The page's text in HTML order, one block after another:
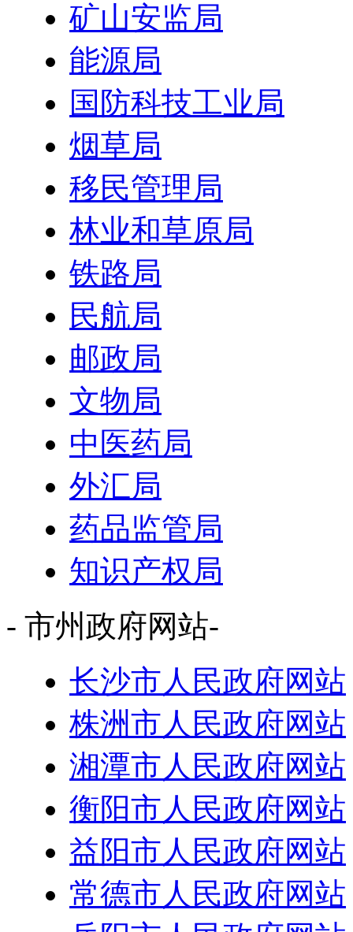
矿山安监局
能源局
国防科技工业局
烟草局
移民管理局
林业和草原局
铁路局
民航局
邮政局
文物局
中医药局
外汇局
药品监管局
知识产权局
- 市州政府网站-
长沙市人民政府网站
株洲市人民政府网站
湘潭市人民政府网站
衡阳市人民政府网站
益阳市人民政府网站
常德市人民政府网站